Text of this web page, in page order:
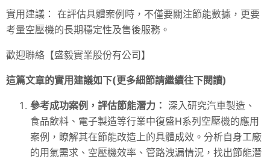
實用建議： 在評估具體案例時，不僅要關注節能數據，更要
考量空壓機的長期穩定性及售後服務。
歡迎聯絡【盛毅實業股份有公司】
這篇文章的實用建議如下(更多細節請繼續往下閱讀)
參考成功案例，評估節能潛力： 深入研究汽車製造、
食品飲料、電子製造等行業中復盛H系列空壓機的應用
案例，瞭解其在節能改造上的具體成效。分析自身工廠
的用氣需求、空壓機效率、管路洩漏情況，找出節能潛